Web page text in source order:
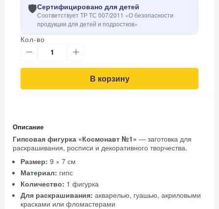
🛡️Сертифицировано для детей
Соответствует ТР ТС 007/2011 «О безопасности
продукции для детей и подростков»
Кол-во
В корзину
Описание
Гипсовая фигурка «Космонавт №1» — заготовка для
раскрашивания, росписи и декоративного творчества.
Размер: 9 × 7 см
Материал: гипс
Количество: 1 фигурка
Для раскрашивания: акварелью, гуашью, акриловыми
красками или фломастерами